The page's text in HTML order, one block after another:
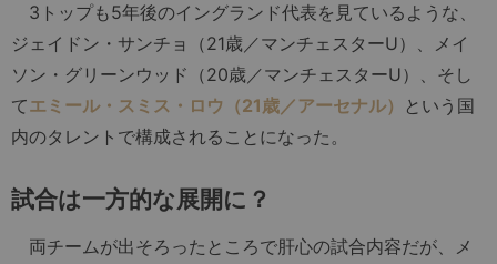
3トップも5年後のイングランド代表を見ているような、
ジェイドン・サンチョ（21歳／マンチェスターU）、メイ
ソン・グリーンウッド（20歳／マンチェスターU）、そし
てエミール・スミス・ロウ（21歳／アーセナル）
という国
内のタレントで構成されることになった。
試合は一方的な展開に？
両チームが出そろったところで肝心の試合内容だが、メ